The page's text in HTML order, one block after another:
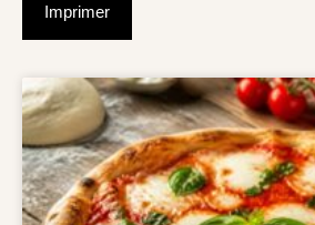
Imprimer